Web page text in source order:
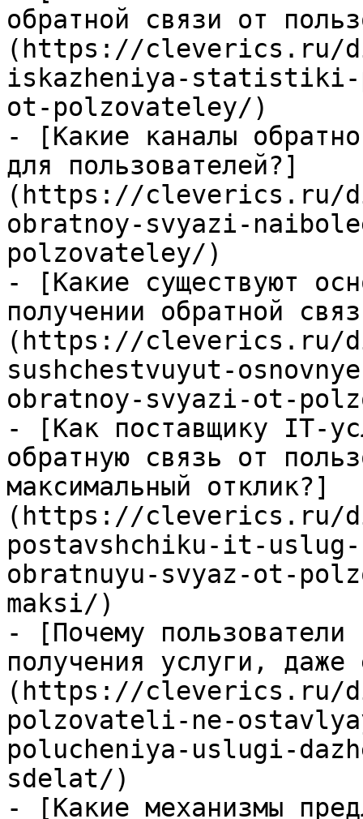
обратной связи от
(https://cleverics.ru/
iskazheniya-statistiki-
ot-polzovateley/)
- [Какие каналы
для пользователей?]
(https://cleverics.ru/
obratnoy-svyazi-
polzovateley/)
- [Какие существуют
получении обратной
(https://cleverics.ru/
sushchestvuyut-
obratnoy-svyazi-ot-
- [Как поставщику IT-
обратную связь от
максимальный отклик?]
(https://cleverics.ru/
postavshchiku-it-
obratnuyu-svyaz-ot-
maksi/)
- [Почему пользователи
получения услуги,
(https://cleverics.ru/
polzovateli-ne-
polucheniya-uslugi-
sdelat/)
- [Какие механизмы